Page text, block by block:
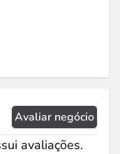
Avaliar negócio
avaliações.